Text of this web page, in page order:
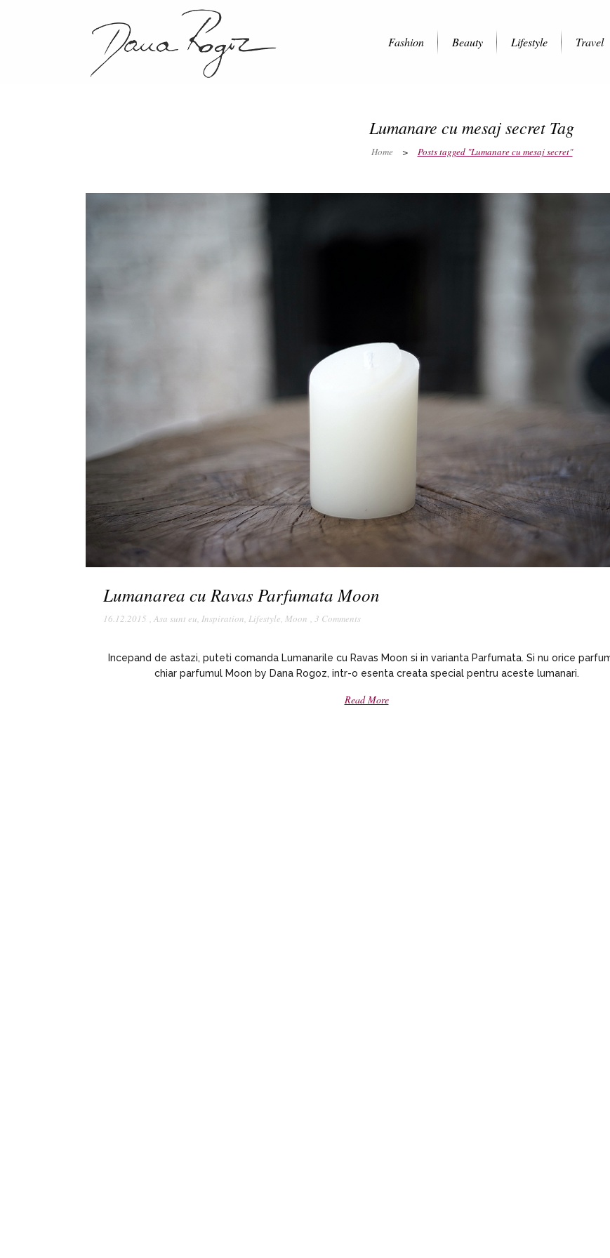
Fashion Beauty Lifestyle Travel
Lumanare cu mesaj secret Tag
Home > Posts tagged "Lumanare cu mesaj secret"
Lumanarea cu Ravas Parfumata Moon
16.12.2015 , Asa sunt eu, Inspiration, Lifestyle, Moon , 3 Comments
Incepand de astazi, puteti comanda Lumanarile cu Ravas Moon si in varianta Parfumata. Si nu orice
chiar parfumul Moon by Dana Rogoz, intr-o esenta creata special pentru aceste lumanari.
Read More